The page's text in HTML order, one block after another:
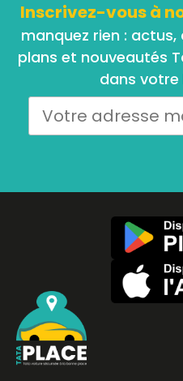
Inscrivez-vous à
manquez rien :
plans et nouveautés
dans votre